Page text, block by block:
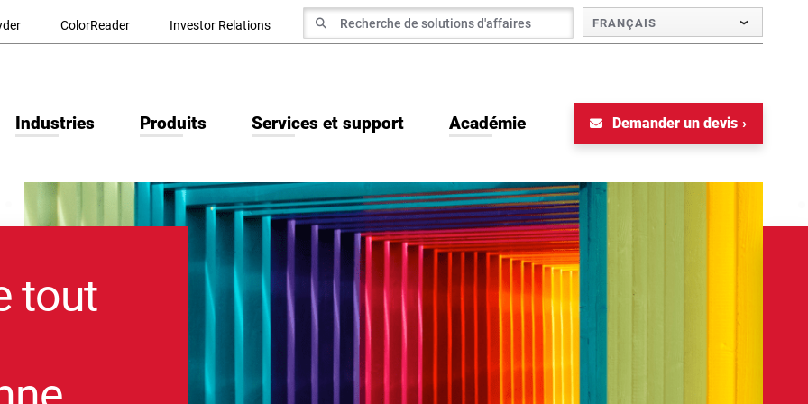
ColorReader Investor Relations recherche de
Recherche
FRANÇAIS
Industries Produits Services et support Académie Demander un devis
tout